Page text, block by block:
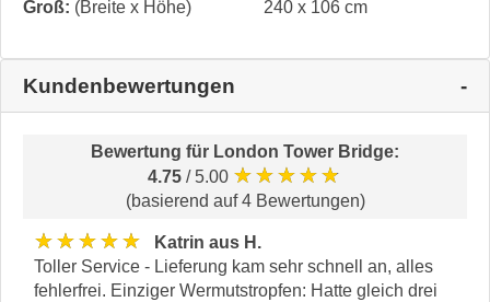
Groß: (Breite x Höhe) 240 x 106 cm
Kundenbewertungen
Bewertung für London Tower Bridge:
4.75 / 5.00 ★★★★★
(basierend auf 4 Bewertungen)
★★★★★
Katrin aus H.
Toller Service - Lieferung kam sehr schnell an, alles
fehlerfrei. Einziger Wermutstropfen: Hatte gleich drei